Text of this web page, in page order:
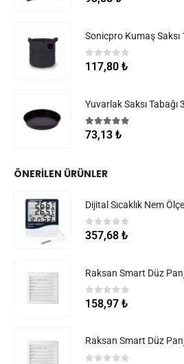
Sonicpro Kumaş
0 5 üzerinden
117,80 ₺
Yuvarlak Saksı Tabağı
5.005 üzerinden
73,13 ₺
ÖNERILEN ÜRÜNLER
Dijital Sıcaklık Nem
05 üzerinden
357,68 ₺
Raksan Smart Düz
0 5 üzerinden
158,97 ₺
Raksan Smart Düz